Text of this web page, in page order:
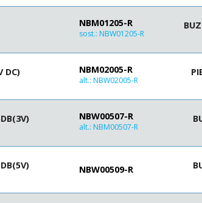
90 (5V)
105 (12Vdc)
NBM01205-R
sost.: NBW01205-R
DC) NBM02005-R
alt.: NBW02005-R
NBW00507-R
alt.: NBM00507-R
NBW00509-R